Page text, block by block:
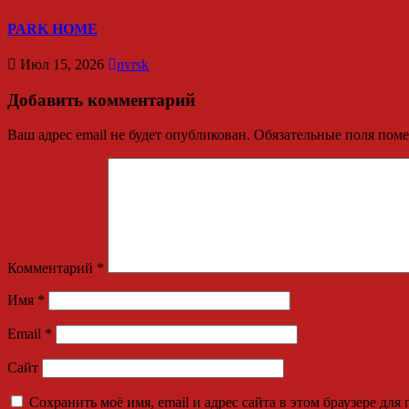
PARK HOME
Июл 15, 2026 nvrsk
Добавить комментарий
Ваш адрес email не будет опубликован. Обязательные поля
Комментарий *
Имя *
Email *
Сайт
Сохранить моё имя, email и адрес сайта в этом браузере